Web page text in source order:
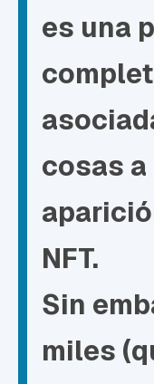
es una
cosas
NFT.
Sin
miles